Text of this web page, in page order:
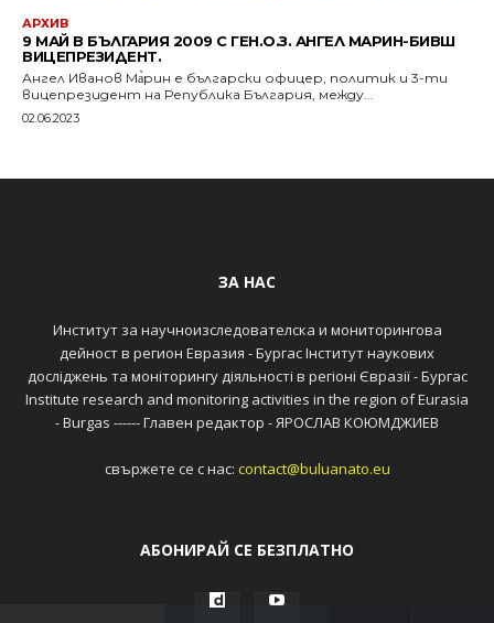
АРХИВ
9 МАЙ В БЪЛГАРИЯ 2009 С ГЕН.О.З. АНГЕЛ МАРИН-БИВШ
ВИЦЕПРЕЗИДЕНТ.
Ангел Иванов Ма̀рин е български офицер, политик и 3-ти
вицепрезидент на Република България, между...
02.06.2023
ЗА НАС
Институт за научноизследователска и мониторингова
дейност в регион Евразия - Бургас Інститут наукових
досліджень та моніторингу діяльності в регіоні Євразії - Бургас
Institute research and monitoring activities in the region of Eurasia
- Burgas ------ Главен редактор - ЯРОСЛАВ КОЮМДЖИЕВ
свържете се с нас: contact@buluanato.eu
АБОНИРАЙ СЕ БЕЗПЛАТНО